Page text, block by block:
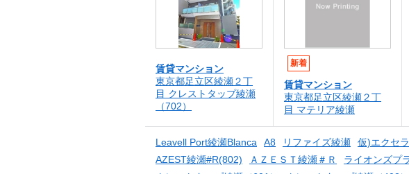
賃貸マンション
東京都足立区綾瀬２丁
目 クレストタップ綾瀬
（702）
新着
賃貸マンション
東京都足立区綾瀬２丁
目 マテリア綾瀬
Leavell Port綾瀬Blanca A8 リファイズ綾瀬 仮)エクセ
AZEST綾瀬#R(802)
ＡＺＥＳＴ綾瀬＃Ｒ ライオンズプ